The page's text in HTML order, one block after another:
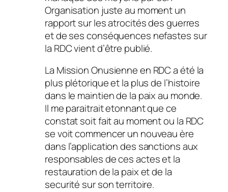
Organisation juste au moment un
rapport sur les atrocités des guerres
et de ses conséquences nefastes sur
la RDC vient d’être publié.
La Mission Onusienne en RDC a été la
plus plétorique et la plus de l’histoire
dans le maintien de la paix au monde.
Il me paraitrait etonnant que ce
constat soit fait au moment ou la RDC
se voit commencer un nouveau ère
dans l’application des sanctions aux
responsables de ces actes et la
restauration de la paix et de la
securité sur son territoire.